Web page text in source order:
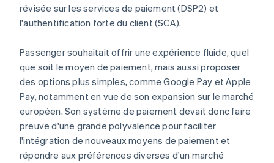
révisée sur les services de paiement (DSP2) et
l'authentification forte du client (SCA).
Passenger souhaitait offrir une expérience fluide, quel
que soit le moyen de paiement, mais aussi proposer
des options plus simples, comme Google Pay et Apple
Pay, notamment en vue de son expansion sur le marché
européen. Son système de paiement devait donc faire
preuve d'une grande polyvalence pour faciliter
l'intégration de nouveaux moyens de paiement et
répondre aux préférences diverses d'un marché